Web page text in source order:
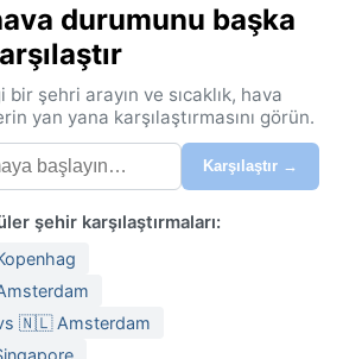
aynı zamanda modern
bir durak gibidir.
bir temsilcisi olan Habboûch,
Csa (sıcak yazlı Akdeniz
Yazlar uzun, sıcak ve kurak
aylarında sıcaklık 30°C'yi
kıyıya göre daha düşük olsa da,
olabilir. Kışlar ise ılık ve
şubata kadar sıcaklık 5-15°C
yağışın büyük kısmı bu
nadiren görülür, ama yüksek
durumunu başka
şehri arayın ve sıcaklık, hava
yan yana karşılaştırmasını görün.
Karşılaştır →
şehir karşılaştırmaları:
🇳🇱 Amsterdam